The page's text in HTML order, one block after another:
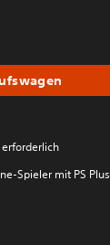
erforderlich
Spieler mit PS Plus